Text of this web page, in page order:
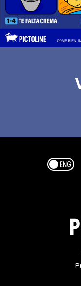
Esp/Eng